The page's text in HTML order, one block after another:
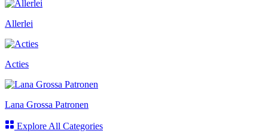
Allerlei
Acties
Lana Grossa Patronen
Explore All Categories